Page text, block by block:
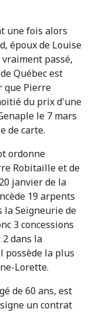
une fois alors
époux de Louise
passé,
Québec est
que Pierre
du prix d'une
le 7 mars
de carte.
ordonne
Robitaille et de
janvier de la
19 arpents
la Seigneurie de
3 concessions
dans la
possède la plus
Lorette.
de 60 ans, est
un contrat